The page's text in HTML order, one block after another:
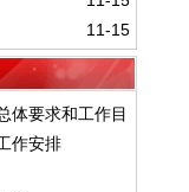
11-15
体要求和工作目
作安排